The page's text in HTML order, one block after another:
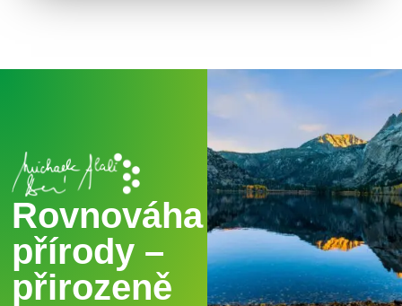
Rovnováha
přírody –
přirozeně